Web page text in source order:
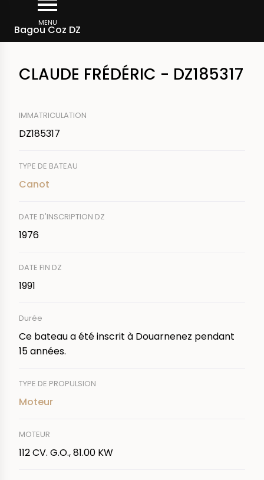
contenu
MENU
Bagou Coz DZ
d'Ariane
Rechercher un bateau
CLAUDE FRÉDÉRIC - DZ185317
IMMATRICULATION
DZ185317
TYPE DE BATEAU
Canot
DATE D'INSCRIPTION DZ
1976
DATE FIN DZ
1991
Durée
Ce bateau a été inscrit à Douarnenez pendant
15 années.
TYPE DE PROPULSION
Moteur
MOTEUR
112 CV. G.O., 81.00 KW